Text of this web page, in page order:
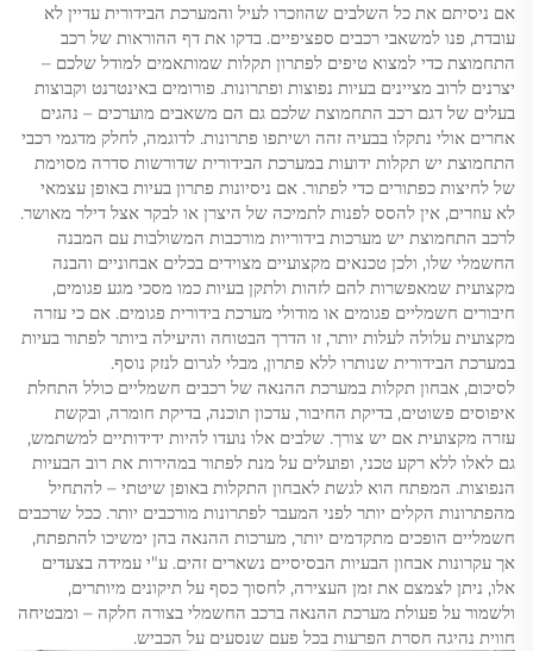
אם ניסיתם את כל השלבים שהוזכרו לעיל והמערכת הבידורית עדיין לא
עובדת, פנו למשאבי רכבים ספציפיים. בדקו את דף ההוראות של רכב
התחמוצת כדי למצוא טיפים לפתרון תקלות שמותאמים למודל שלכם –
יצרנים לרוב מציינים בעיות נפוצות ופתרונות. פורומים באינטרנט וקבוצות
בעלים של דגם רכב התחמוצת שלכם גם הם משאבים מוערכים – נהגים
אחרים אולי נתקלו בבעיה זהה ושיתפו פתרונות. לדוגמה, לחלק מדגמי רכבי
התחמוצת יש תקלות ידועות במערכת הבידורית שדורשות סדרה מסוימת
של לחיצות כפתורים כדי לפתור. אם ניסיונות פתרון בעיות באופן עצמאי
לא עוזרים, אין להסס לפנות לתמיכה של היצרן או לבקר אצל דילר מאושר.
לרכב התחמוצת יש מערכות בידוריות מורכבות המשולבות עם המבנה
החשמלי שלו, ולכן טכנאים מקצועיים מצוידים בכלים אבחוניים והבנה
מקצועית שמאפשרות להם לזהות ולתקן בעיות כמו מסכי מגע פגומים,
חיבורים חשמליים פגומים או מודולי מערכת בידורית פגומים. אם כי עזרה
מקצועית עלולה לעלות יותר, זו הדרך הבטוחה והיעילה ביותר לפתור בעיות
במערכת הבידורית שנותרו ללא פתרון, מבלי לגרום לנזק נוסף.
לסיכום, אבחון תקלות במערכת ההנאה של רכבים חשמליים כולל התחלת
איפוסים פשוטים, בדיקת החיבור, עדכון תוכנה, בדיקת חומרה, ובקשת
עזרה מקצועית אם יש צורך. שלבים אלו נועדו להיות ידידותיים למשתמש,
גם לאלו ללא רקע טכני, ופועלים על מנת לפתור במהירות את רוב הבעיות
הנפוצות. המפתח הוא לגשת לאבחון התקלות באופן שיטתי – להתחיל
מהפתרונות הקלים יותר לפני המעבר לפתרונות מורכבים יותר. ככל שרכבים
חשמליים הופכים מתקדמים יותר, מערכות ההנאה בהן ימשיכו להתפתח,
אך עקרונות אבחון הבעיות הבסיסיים נשארים זהים. ע"י עמידה בצעדים
אלו, ניתן לצמצם את זמן העצירה, לחסוך כסף על תיקונים מיותרים,
ולשמור על פעולת מערכת ההנאה ברכב החשמלי בצורה חלקה – ומבטיחה
חווית נהיגה חסרת הפרעות בכל פעם שנסעים על הכביש.